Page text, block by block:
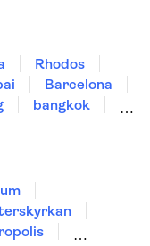
Rhodos
Barcelona
bangkok